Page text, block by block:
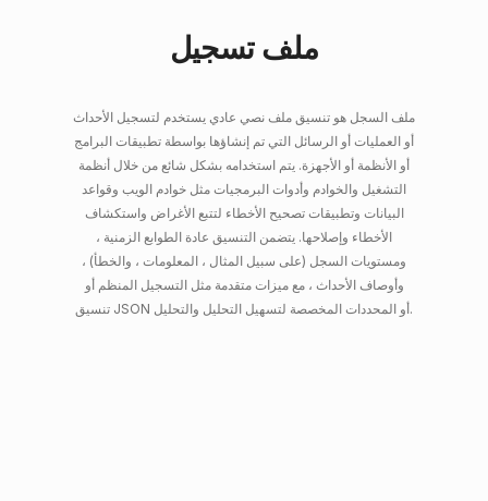
ملف تسجيل
ملف السجل هو تنسيق ملف نصي عادي يستخدم لتسجيل الأحداث
أو العمليات أو الرسائل التي تم إنشاؤها بواسطة تطبيقات البرامج
أو الأنظمة أو الأجهزة. يتم استخدامه بشكل شائع من خلال أنظمة
التشغيل والخوادم وأدوات البرمجيات مثل خوادم الويب وقواعد
البيانات وتطبيقات تصحيح الأخطاء لتتبع الأغراض واستكشاف
الأخطاء وإصلاحها. يتضمن التنسيق عادة الطوابع الزمنية ،
ومستويات السجل (على سبيل المثال ، المعلومات ، والخطأ) ،
وأوصاف الأحداث ، مع ميزات متقدمة مثل التسجيل المنظم أو
تنسيق JSON أو المحددات المخصصة لتسهيل التحليل والتحليل.